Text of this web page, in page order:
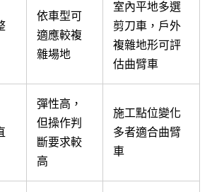
依車型可
適應較複
雜場地
室內平地多選
剪刀車，戶外
複雜地形可評
估曲臂車
彈性高，
但操作判
斷要求較
高
施工點位變化
多者適合曲臂
車